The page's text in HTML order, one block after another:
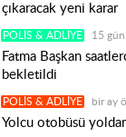
çıkaracak yeni karar
POLIS & ADLIYE 15
Fatma Başkan
bekletildi
POLIS & ADLIYE bir ay
Yolcu otobüsü